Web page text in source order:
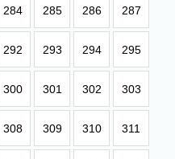
284 285 286 287
292 293 294 295
300 301 302 303
308 309 310 311